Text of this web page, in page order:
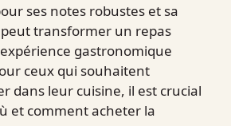
ses notes robustes et sa
transformer un repas
gastronomique
ceux qui souhaitent
dans leur cuisine, il est crucial
et comment acheter la